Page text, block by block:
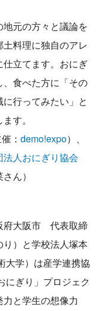
元の方々と議論を
料理に独自のアレ
立てます。おにぎ
食べた方に「その
行ってみたい」と
す。
： demo!expo）、
法人おにぎり協会
ん）
府大阪市 代表取締
）と学校法人塚本
大学）は産学連携協
にぎり」プロジェク
と学生の想像力